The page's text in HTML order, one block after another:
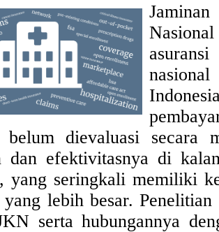
dievaluasi secara
dan efektivitasnya di
yang seringkali memiliki
yang lebih besar.
serta hubungannya